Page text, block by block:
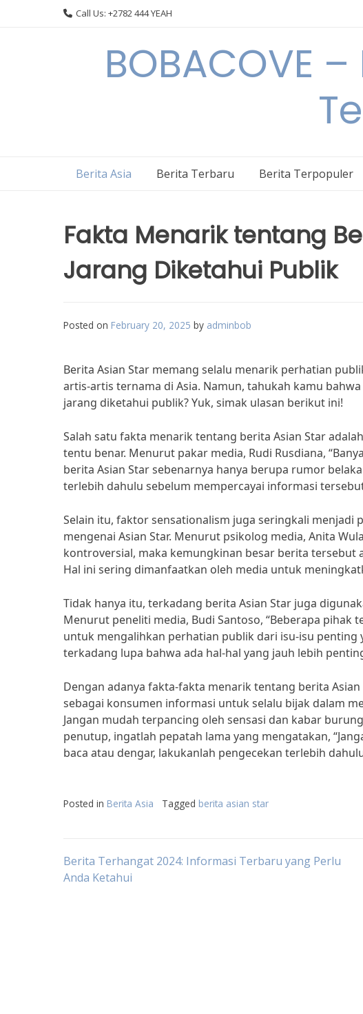
Call Us: +2782 444 YEAH
BOBACOVE
Berita Asia Berita Terbaru Berita Terpopuler
Fakta Menarik tentang
Jarang Diketahui Publik
Posted on February 20, 2025 by adminbob
Berita Asian Star memang selalu menarik perhatian
artis-artis ternama di Asia. Namun, tahukah kamu
jarang diketahui publik? Yuk, simak ulasan berikut ini!
Salah satu fakta menarik tentang berita Asian Star
tentu benar. Menurut pakar media, Rudi Rusdiana,
berita Asian Star sebenarnya hanya berupa rumor
terlebih dahulu sebelum mempercayai informasi
Selain itu, faktor sensationalism juga seringkali
mengenai Asian Star. Menurut psikolog media, Anita
kontroversial, maka kemungkinan besar berita
Hal ini sering dimanfaatkan oleh media untuk
Tidak hanya itu, terkadang berita Asian Star juga
Menurut peneliti media, Budi Santoso, “Beberapa
untuk mengalihkan perhatian publik dari isu-isu
terkadang lupa bahwa ada hal-hal yang jauh lebih
Dengan adanya fakta-fakta menarik tentang berita
sebagai konsumen informasi untuk selalu bijak dalam
Jangan mudah terpancing oleh sensasi dan kabar
penutup, ingatlah pepatah lama yang mengatakan,
baca atau dengar, lakukanlah pengecekan terlebih
Posted in Berita Asia Tagged berita asian star
Post
Berita Terhangat 2024: Informasi Terbaru yang Perlu
Anda Ketahui